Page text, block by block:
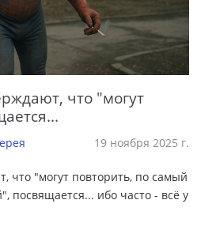
что "могут
19 ноября 2025 г.
что "могут повторить, по самый
посвящается... ибо часто - всё у